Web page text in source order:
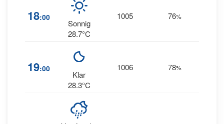
18:00
Sonnig
28.7°C
1005 76%
19:00
Klar
28.3°C
1006 78%